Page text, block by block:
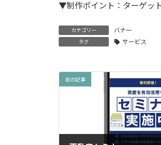
▼制作ポイント：ターゲッ
カテゴリー バナー
タグ サービス
前の記事